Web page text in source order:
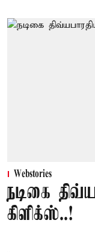
Webstories
நடிகை
கிளிக்ஸ்..!